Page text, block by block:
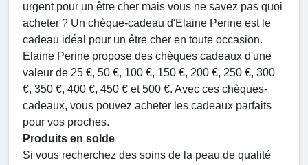
urgent pour un être cher mais vous ne savez pas quoi
acheter ? Un chèque-cadeau d'Elaine Perine est le
cadeau idéal pour un être cher en toute occasion.
Elaine Perine propose des chèques cadeaux d'une
valeur de 25 €, 50 €, 100 €, 150 €, 200 €, 250 €, 300
€, 350 €, 400 €, 450 € et 500 €. Avec ces chèques-
cadeaux, vous pouvez acheter les cadeaux parfaits
pour vos proches.
Produits en solde
Si vous recherchez des soins de la peau de qualité